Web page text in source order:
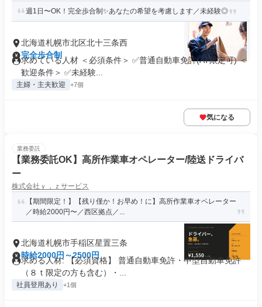
週1日〜OK！完全歩合制✨あなたの希望を考慮します／未経験◎
北海道札幌市北区北十三条西
完全歩合制
求めている人材 ＜必須条件＞ ✅普通自動車免許(AT限定可) ＜
歓迎条件＞ ✅未経験...
主婦・主夫歓迎 +7個
気になる
業務委託
【業務委託OK】高所作業車オペレーター/陸送ドライバ
ー
株式会社ｙ，ｚサービス
【期間限定！】【残り僅か！お早め！に】高所作業車オペレーター
／時給2000円〜／西区拠点／...
北海道札幌市手稲区星置三条
時給2000円～2500円
求める人材: 【必須資格】 普通自動車免許・中型自動車免許
（８ｔ限定の方も含む）・...
社員登用あり +1個